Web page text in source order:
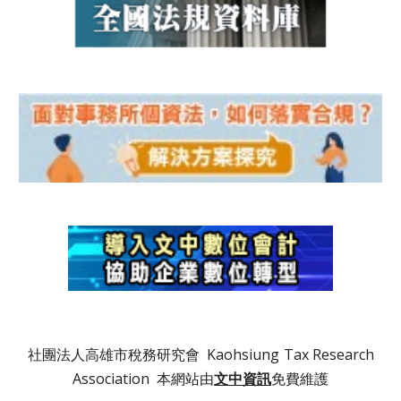
社團法人高雄市稅務研究會 Kaohsiung Tax Research
Association 本網站由文中資訊免費維護